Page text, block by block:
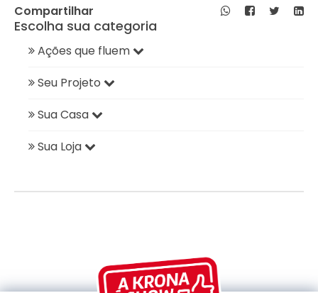
Compartilhar
Escolha sua categoria
Ações que fluem
Seu Projeto
Sua Casa
Sua Loja